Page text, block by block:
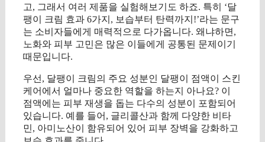
고, 그래서 여러 제품을 실험해보기도 하죠. 특히 ‘달
팽이 크림 효과 6가지, 보습부터 탄력까지!’라는 문구
는 소비자들에게 매력적으로 다가옵니다. 왜냐하면,
노화와 피부 고민은 많은 이들에게 공통된 문제이기
때문입니다.
우선, 달팽이 크림의 주요 성분인 달팽이 점액이 스킨
케어에서 얼마나 중요한 역할을 하는지 아나요? 이
점액에는 피부 재생을 돕는 다수의 성분이 포함되어
있습니다. 예를 들어, 글리콜산과 함께 다양한 비타
민, 아미노산이 함유되어 있어 피부 장벽을 강화하고